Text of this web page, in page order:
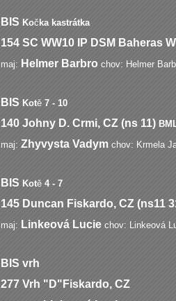
BIS Koč ka kastrátka
154 SC WW10 IP DSM Baheras
maj: Helmer Barbro chov: Helmer
BIS Kotě 7 - 10
140 Johny D. Crmi, CZ (ns 11)
maj: Zhyvysta Vadym chov: Krmela
BIS Kotě 4 - 7
145 Duncan Fiskardo, CZ (ns11
maj: Linkeová Lucie chov: Linkeová
BIS vrh
277 Vrh